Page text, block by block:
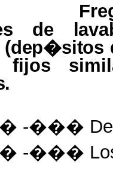
de
(dep�sitos
fijos
-��� De
-���